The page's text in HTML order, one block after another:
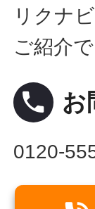
リクナ
ご紹介
local_phone お
0120-